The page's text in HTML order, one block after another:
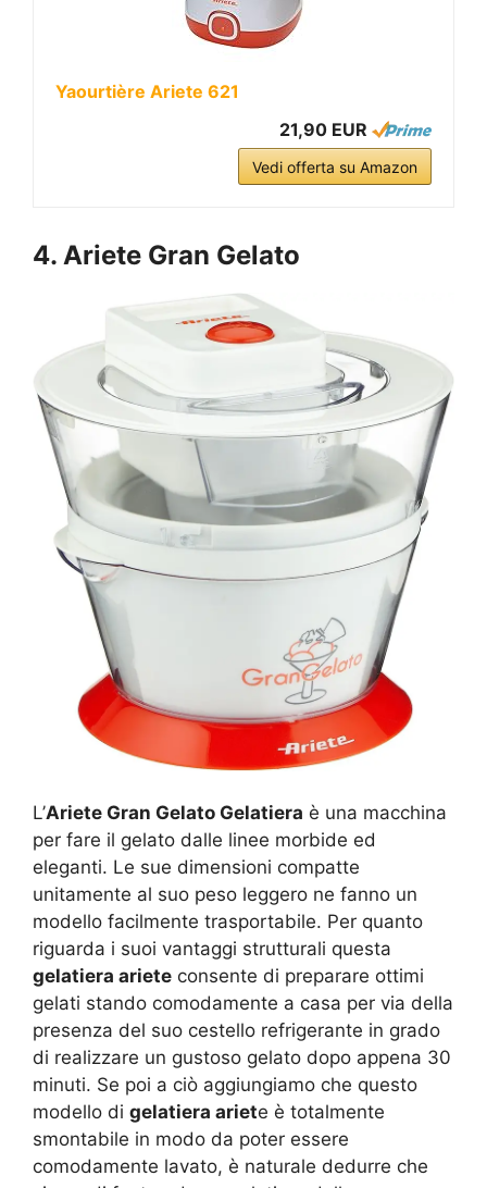
Yaourtière Ariete 621
21,90 EUR
Vedi offerta su Amazon
4. Ariete Gran Gelato
L’Ariete Gran Gelato Gelatiera è una macchina
per fare il gelato dalle linee morbide ed
eleganti. Le sue dimensioni compatte
unitamente al suo peso leggero ne fanno un
modello facilmente trasportabile. Per quanto
riguarda i suoi vantaggi strutturali questa
gelatiera ariete consente di preparare ottimi
gelati stando comodamente a casa per via della
presenza del suo cestello refrigerante in grado
di realizzare un gustoso gelato dopo appena 30
minuti. Se poi a ciò aggiungiamo che questo
modello di gelatiera ariete è totalmente
smontabile in modo da poter essere
comodamente lavato, è naturale dedurre che